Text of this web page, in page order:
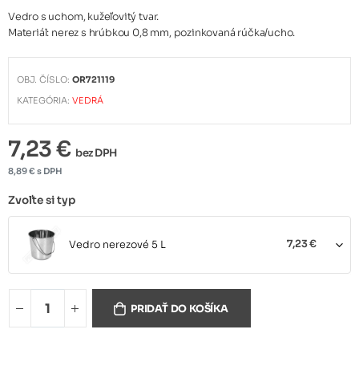
Vedro s uchom, kužeľovitý tvar.
Materiál: nerez s hrúbkou 0,8 mm, pozinkovaná rúčka/ucho.
OBJ. ČÍSLO:OR721119
KATEGÓRIA:VEDRÁ
7,23 € bez DPH
8,89 € s DPH
Zvoľte si typ
Vedro nerezové 5 L 7,23 €
Vedro nerezové 8 LPRIDAŤ DO KOŠÍKA